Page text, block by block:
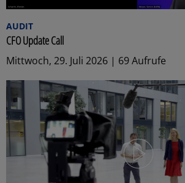
AUDIT
CFO Update Call
Mittwoch, 29. Juli 2026 | 69 Aufrufe